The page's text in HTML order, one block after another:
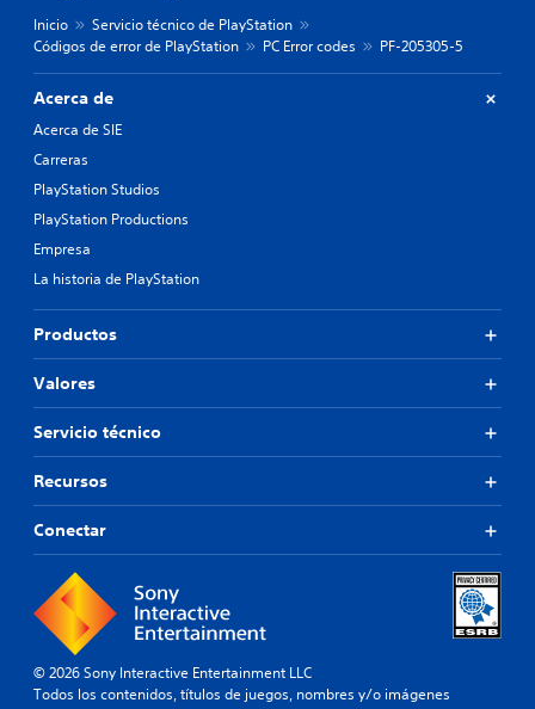
Inicio
Servicio técnico de PlayStation
Códigos de error de PlayStation
PC Error codes PF-205305-5
Acerca de
Acerca de SIE
Carreras
PlayStation Studios
PlayStation Productions
Empresa
La historia de PlayStation
Productos
Valores
Servicio técnico
Recursos
Conectar
© 2026 Sony Interactive Entertainment LLC
Todos los contenidos, títulos de juegos, nombres y/o imágenes